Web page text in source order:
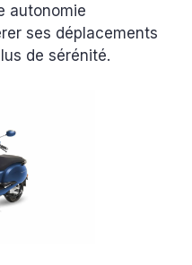
autonomie
ses déplacements
de sérénité.